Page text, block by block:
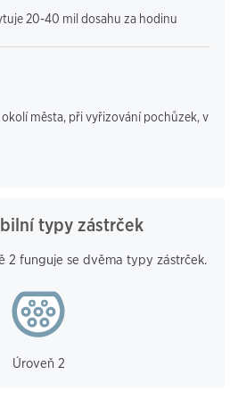
20-40 mil dosahu za hodinu
města, při vyřizování pochůzek, v
typy zástrček
2 funguje se dvěma typy zástrček.
Úroveň 2